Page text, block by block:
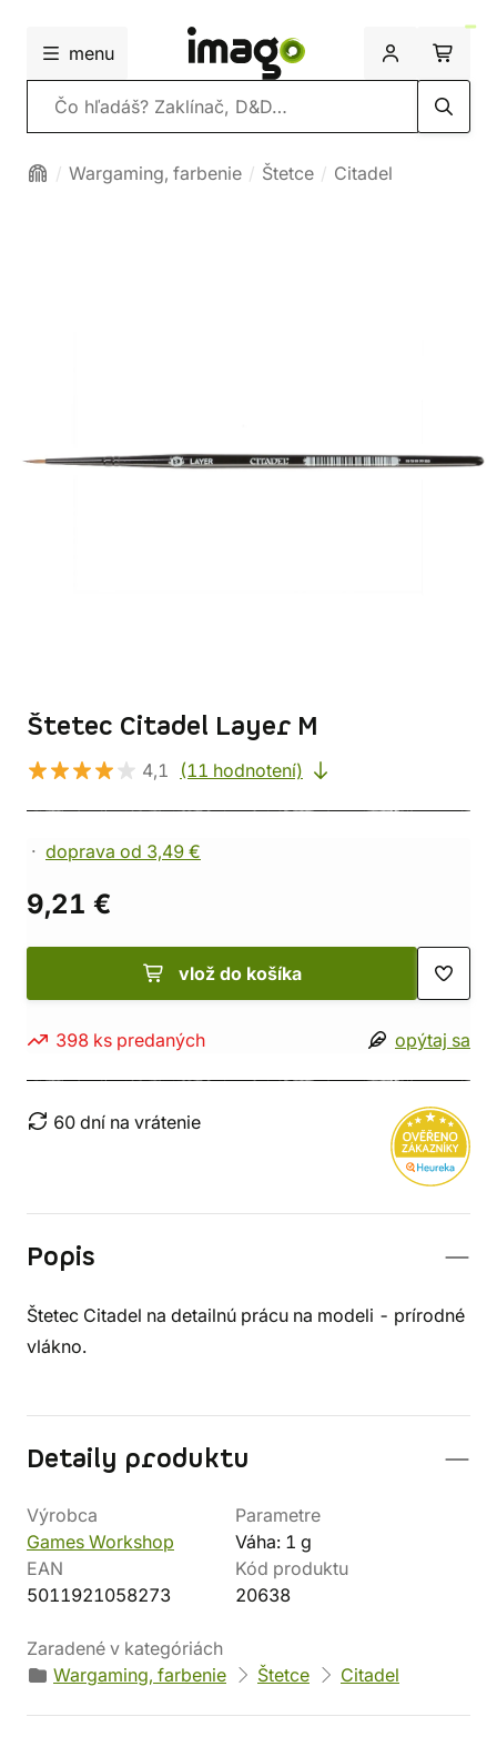
menu
Vyhľadávanie
Wargaming, farbenie Štetce Citadel
Štetec Citadel Layer M
4,1 (11 hodnotení)
doprava od 3,49 €
9,21 €
vlož do košíka
398 ks predaných opýtaj sa
60 dní na vrátenie
Popis
Štetec Citadel na detailnú prácu na modeli - prírodné
vlákno.
Detaily produktu
Výrobca
Games Workshop
Parametre
Váha: 1 g
EAN
5011921058273
Kód produktu
20638
Zaradené v kategóriách
Wargaming, farbenie
Štetce Citadel